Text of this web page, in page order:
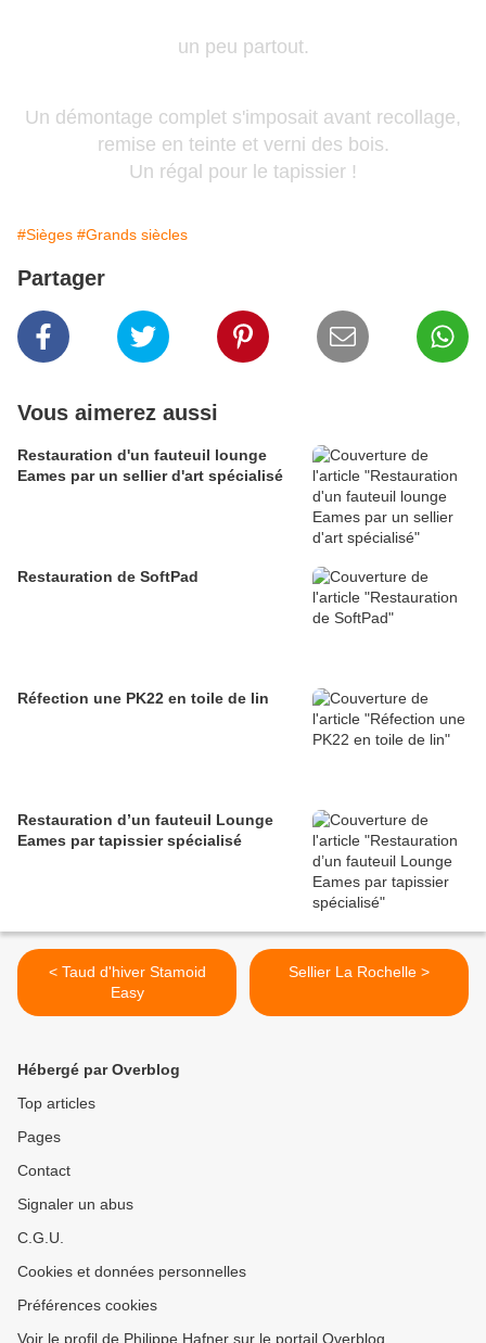
un peu partout.
Un démontage complet s'imposait avant recollage,
remise en teinte et verni des bois.
Un régal pour le tapissier !
#Sièges #Grands siècles
Partager
Vous aimerez aussi
Restauration d'un fauteuil lounge
Eames par un sellier d'art spécialisé
Restauration de SoftPad
Réfection une PK22 en toile de lin
Restauration d’un fauteuil Lounge
Eames par tapissier spécialisé
< Taud d'hiver Stamoid
Easy
Sellier La Rochelle >
Hébergé par Overblog
Top articles
Pages
Contact
Signaler un abus
C.G.U.
Cookies et données personnelles
Préférences cookies
Voir le profil de Philippe Hafner sur le portail Overblog